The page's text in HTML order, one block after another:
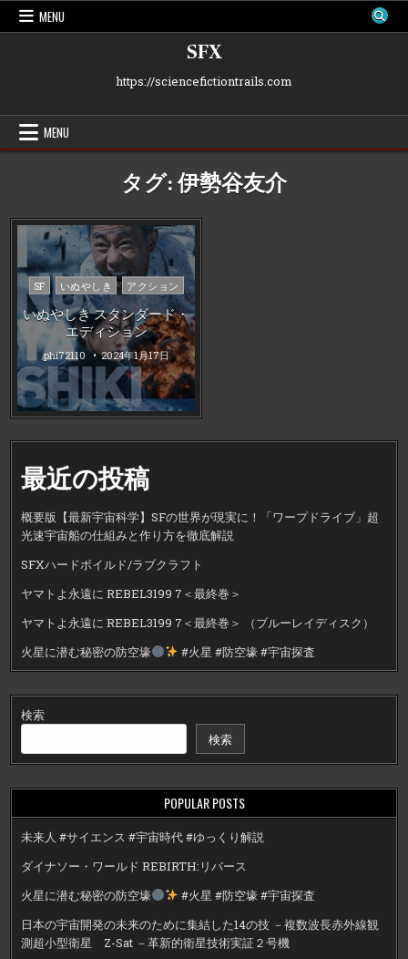
Skip
MENU
SFX
https://sciencefictiontrails.com
MENU
タグ:伊勢谷友介
Posted
in
SF いぬやしき アクション
いぬやしき スタンダード・
エディション
phi72110 2024年1月17日
最近の投稿
概要版【最新宇宙科学】SFの世界が現実に！「ワープドライブ」超
光速宇宙船の仕組みと作り方を徹底解説
SFXハードボイルド/ラブクラフト
ヤマトよ永遠に REBEL3199 7＜最終巻＞
ヤマトよ永遠に REBEL3199 7＜最終巻＞ （ブルーレイディスク）
火星に潜む秘密の防空壕
#火星 #防空壕 #宇宙探査
検索
検索
POPULAR POSTS
未来人 #サイエンス #宇宙時代 #ゆっくり解説
ダイナソー・ワールド REBIRTH:リバース
火星に潜む秘密の防空壕
#火星 #防空壕 #宇宙探査
日本の宇宙開発の未来のために集結した14の技 －複数波長赤外線観
測超小型衛星 Z-Sat －革新的衛星技術実証２号機